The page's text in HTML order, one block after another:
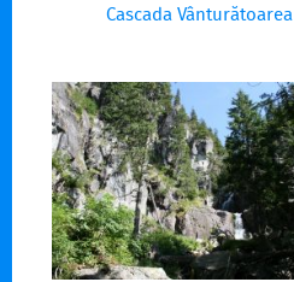
Cascada Vânturătoarea